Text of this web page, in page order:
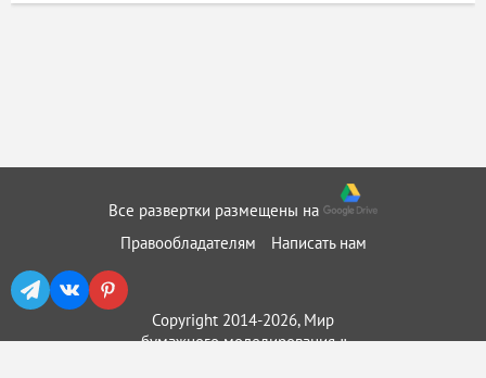
Все развертки размещены на
Правообладателям
Написать нам
Copyright 2014-2026, Мир
бумажного моделирования ::